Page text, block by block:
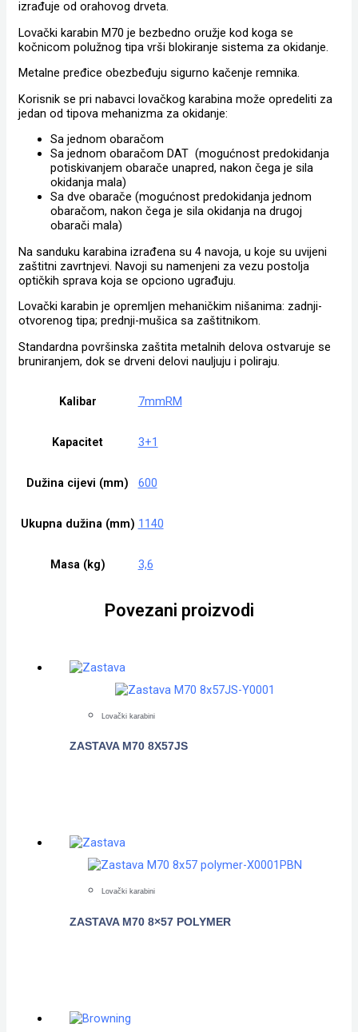
izrađuje od orahovog drveta.
Lovački karabin M70 je bezbedno oružje kod koga se
kočnicom polužnog tipa vrši blokiranje sistema za okidanje.
Metalne pređice obezbeđuju sigurno kačenje remnika.
Korisnik se pri nabavci lovačkog karabina može opredeliti za
jedan od tipova mehanizma za okidanje:
Sa jednom obaračom
Sa jednom obaračom DAT (mogućnost predokidanja
potiskivanjem obarače unapred, nakon čega je sila
okidanja mala)
Sa dve obarače (mogućnost predokidanja jednom
obaračom, nakon čega je sila okidanja na drugoj
obarači mala)
Na sanduku karabina izrađena su 4 navoja, u koje su uvijeni
zaštitni zavrtnjevi. Navoji su namenjeni za vezu postolja
optičkih sprava koja se opciono ugrađuju.
Lovački karabin je opremljen mehaničkim nišanima: zadnji-
otvorenog tipa; prednji-mušica sa zaštitnikom.
Standardna površinska zaštita metalnih delova ostvaruje se
bruniranjem, dok se drveni delovi nauljuju i poliraju.
Kalibar 7mmRM
Kapacitet 3+1
Dužina cijevi (mm) 600
Ukupna dužina (mm) 1140
Masa (kg) 3,6
Povezani proizvodi
Lovački karabini
ZASTAVA M70 8X57JS
Lovački karabini
ZASTAVA M70 8×57 POLYMER